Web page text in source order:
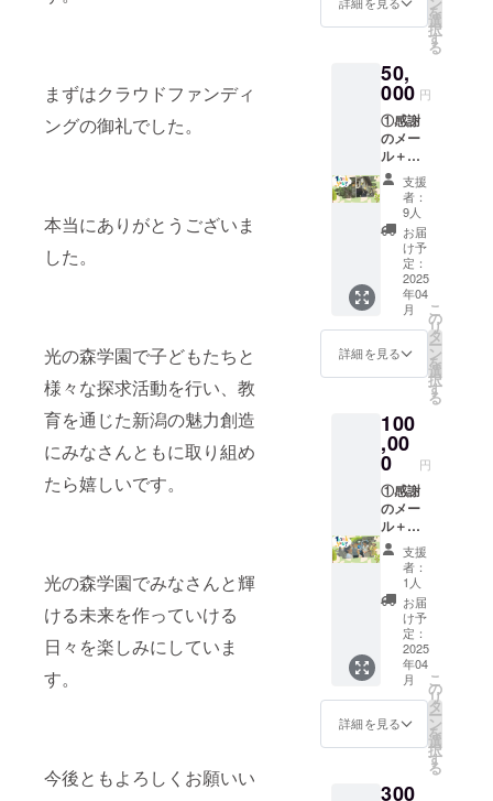
まずはクラウドファンディ
ングの御礼でした。
本当にありがとうございま
した。
光の森学園で子どもたちと
様々な探求活動を行い、教
育を通じた新潟の魅力創造
にみなさんともに取り組め
たら嬉しいです。
光の森学園でみなさんと輝
ける未来を作っていける
日々を楽しみにしていま
す。
今後ともよろしくお願いい
不要」
とご記
掲載期
間：
4月中か
ら事業
が存続
する限
り掲載
・掲載
方法：
文字の
み ・注
意事
項：支
援時、
考欄に
「掲載
お名
前」ま
たは
不要」
とご記
入くだ
さい。
【光の
森学園
フィー
ルド案
内・体
験会参
加券に
つい
日時：
2025年
4月以降
程の詳
ベント
参加券
供しま
す。ま
たは感
謝の
メール
のみ
コース
も選べ
ます。
※2025
年4月以
降順次
ご提供
いたし
ます。
【お名
前掲載
間：
2025年
4月中か
ら事業
が存続
する限
り掲載
・掲載
方法：
文字の
み ・注
意事
項：支
援時、
必ず備
考欄に
「掲載
を希望
たは
を
選
択
す
る
50,
000 円
①感謝
のメー
ル＋
②Web
プロ
ジェク
トペー
ジにお
名前掲
載(大)＋
③向谷
山荘南
棟・北
棟1日貸
切券(宿
泊はで
ん)をご
提供し
ます。
または
感謝の
メール
のみ
コース
も選べ
ます。
※2025
年4月以
降順次
ご提供
いたし
ます。
【お名
前掲載
につい
て】 ・
間：
支援
者：
9人
お届
け予
定：
2025
年04
月
詳細を見る
こ
の
リ
タ
ー
ン
を
選
択
す
る
100
,00
0 円
①感謝
のメー
ル＋
②Web
プロ
ジェク
トペー
ジにお
名前掲
載(大)＋
③理事
メン
バーの
出張講
演会開
催券(交
途)をご
支援
者：
1人
お届
け予
定：
2025
年04
月
詳細を見る
こ
の
リ
タ
ー
ン
を
選
択
す
る
300